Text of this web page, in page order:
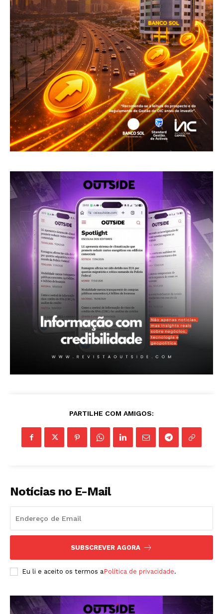
Revista Outside
- Seja Leitor Gold Plus -
A Empresa
Política de Privacidade
Planos de assinatura
PARTILHE COM AMIGOS:
Notícias no E-Mail
SUBSCREVER AGORA
Eu li e aceito os termos aPolítica de privacidade.